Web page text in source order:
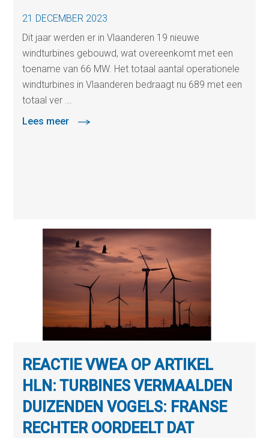
21 DECEMBER 2023
Dit jaar werden er in Vlaanderen 19 nieuwe
windturbines gebouwd, wat overeenkomt met een
toename van 66 MW. Het totaal aantal operationele
windturbines in Vlaanderen bedraagt nu 689 met een
totaal ver ...
Lees meer
REACTIE VWEA OP ARTIKEL
HLN: TURBINES VERMAALDEN
DUIZENDEN VOGELS: FRANSE
RECHTER OORDEELT DAT